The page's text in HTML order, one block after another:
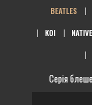
BEATLES
KOI
NATIVE
Серія